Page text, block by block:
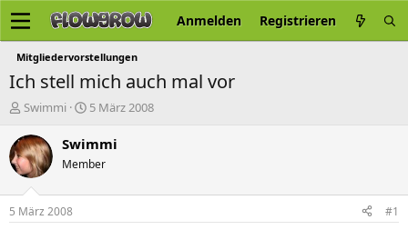
Anmelden Registrieren
Mitgliedervorstellungen
Ich stell mich auch mal vor
E
s
t
e
l
e
Swimmi
E
s
t
e
t
5 März 2008
Swimmi
Member
5 März 2008 #1